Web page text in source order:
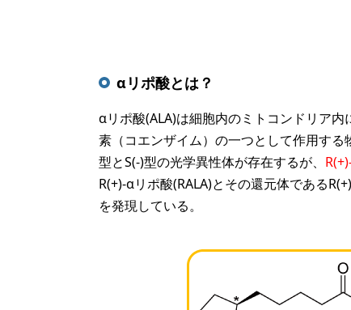
αリポ酸とは？
αリポ酸(ALA)は細胞内のミトコンドリア
素（コエンザイム）の一つとして作用する
型とS(-)型の光学異性体が存在するが、
R(+)-αリポ酸(RALA)とその還元体である
を発現している。